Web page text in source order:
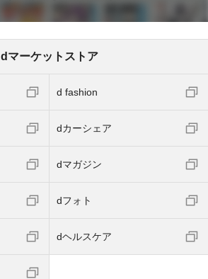
dマーケットストア
d fashion
dカーシェア
dマガジン
dフォト
dヘルスケア